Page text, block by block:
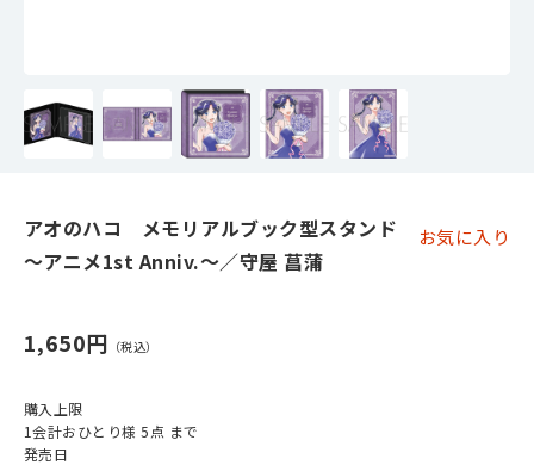
アオのハコ メモリアルブック型スタンド
～アニメ1st Anniv.～／守屋 菖蒲
お気に入り
1,650円
購入上限
1会計おひとり様 5点 まで
発売日